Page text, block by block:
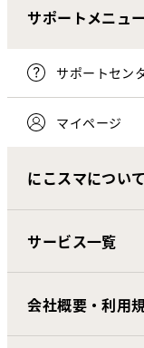
サポートメニュー
サポートセン
マイページ
にこスマについ
サービス一覧
会社概要・利用